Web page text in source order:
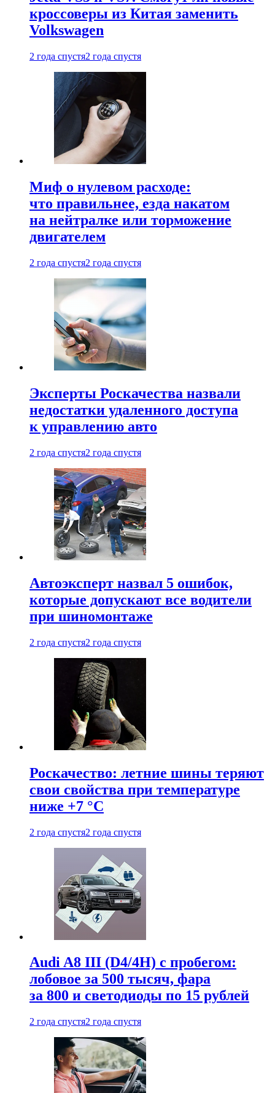
кроссоверы из Китая заменить
Volkswagen
2 года спустя2 года спустя
Миф о нулевом расходе:
что правильнее, езда накатом
на нейтралке или торможение
двигателем
2 года спустя2 года спустя
Эксперты Роскачества назвали
недостатки удаленного доступа
к управлению авто
2 года спустя2 года спустя
Автоэксперт назвал 5 ошибок,
которые допускают все водители
при шиномонтаже
2 года спустя2 года спустя
Роскачество: летние шины теряют
свои свойства при температуре
ниже +7 °C
2 года спустя2 года спустя
Audi A8 III (D4/4H) c пробегом:
лобовое за 500 тысяч, фара
за 800 и светодиоды по 15 рублей
2 года спустя2 года спустя